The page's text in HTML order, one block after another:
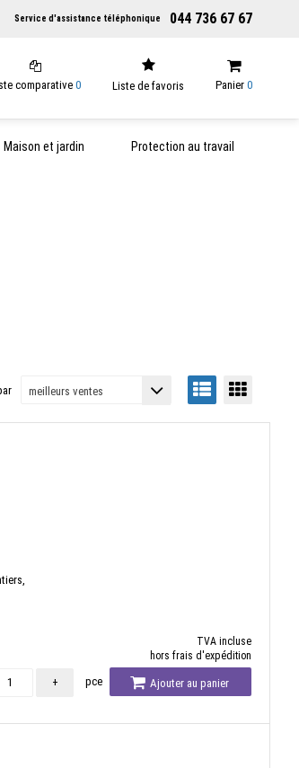
Service d'assistance téléphonique 044 736 67 67
comparative 0 Liste de favoris Panier 0
Maison et jardin Protection au travail
TVA incluse
hors frais d'expédition
+ pce Ajouter au panier